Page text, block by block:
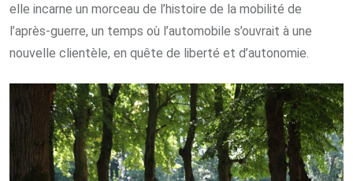
elle incarne un morceau de l’histoire de la mobilité de
l’après-guerre, un temps où l’automobile s’ouvrait à une
nouvelle clientèle, en quête de liberté et d’autonomie.